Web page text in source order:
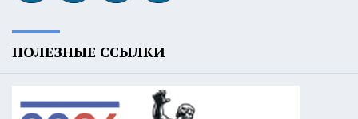
ПОЛЕЗНЫЕ ССЫЛКИ